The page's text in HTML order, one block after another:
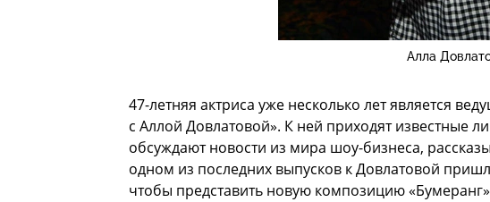
Алла
47-летняя актриса уже несколько лет является
с Аллой Довлатовой». К ней приходят известные
обсуждают новости из мира шоу-бизнеса,
одном из последних выпусков к Довлатовой
чтобы представить новую композицию